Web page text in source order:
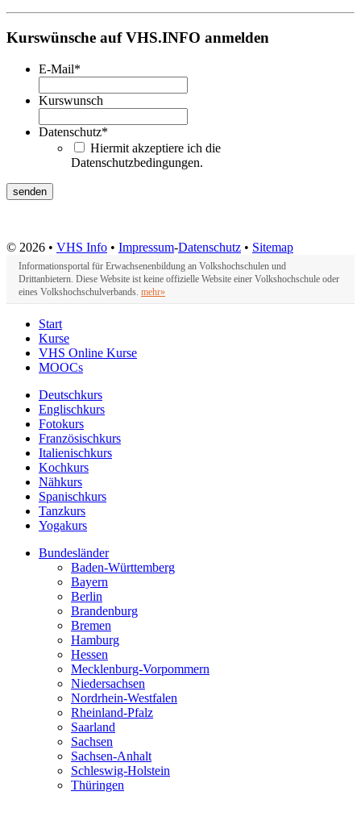
Kurswünsche auf VHS.INFO anmelden
E-Mail*
Kurswunsch
Datenschutz*
Hiermit akzeptiere ich die
Datenschutzbedingungen.
© 2026 • VHS Info • Impressum-Datenschutz • Sitemap
Informationsportal für Erwachsenenbildung an Volkshochschulen und
Drittanbietern. Diese Website ist keine offizielle Website einer Volkshochschule oder
eines Volkshochschulverbands. mehr»
Start
Kurse
VHS Online Kurse
MOOCs
Deutschkurs
Englischkurs
Fotokurs
Französischkurs
Italienischkurs
Kochkurs
Nähkurs
Spanischkurs
Tanzkurs
Yogakurs
Bundesländer
Baden-Württemberg
Bayern
Berlin
Brandenburg
Bremen
Hamburg
Hessen
Mecklenburg-Vorpommern
Niedersachsen
Nordrhein-Westfalen
Rheinland-Pfalz
Saarland
Sachsen
Sachsen-Anhalt
Schleswig-Holstein
Thüringen